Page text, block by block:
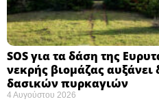
SOS για τα δάση της
νεκρής βιομάζας αυξάνει
δασικών πυρκαγιών
4 Αυγούστου 2026